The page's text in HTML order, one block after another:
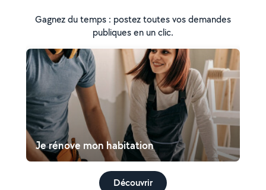
Gagnez du temps : postez toutes vos demandes
publiques en un clic.
Je rénove mon habitation
Découvrir